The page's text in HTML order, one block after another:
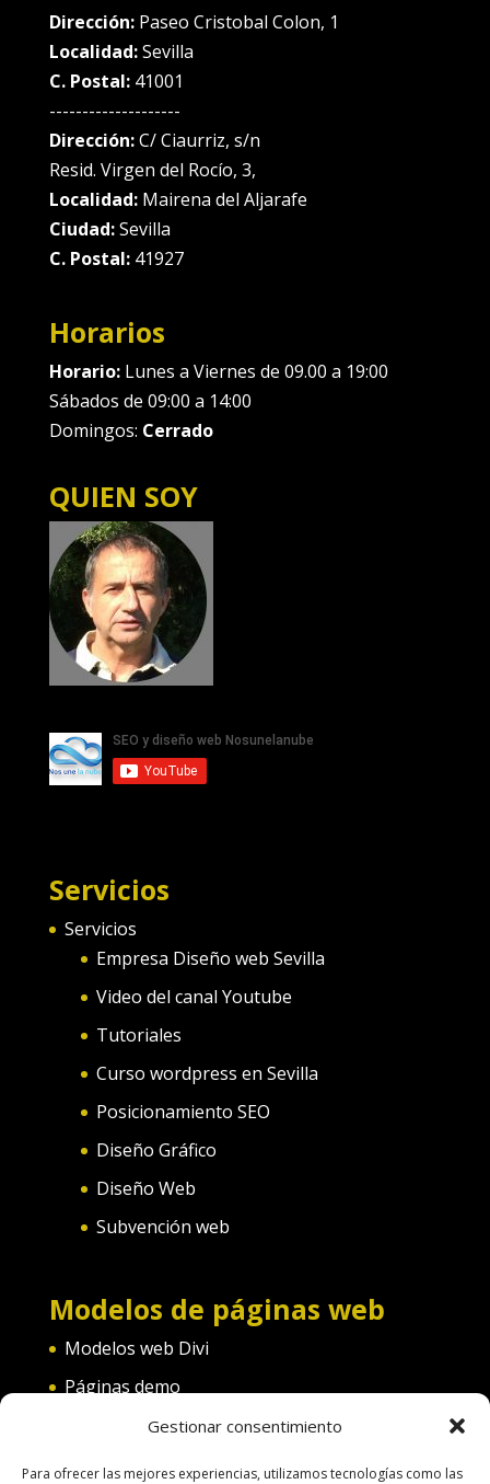
Gestionar consentimiento
Para ofrecer las mejores experiencias, utilizamos tecnologías como las
Dirección: Paseo Cristobal Colon, 1
Localidad:Sevilla
C. Postal:41001
--------------------
Dirección:C/ Ciaurriz, s/n
Resid. Virgen del Rocío, 3,
Localidad:Mairena del Aljarafe
Ciudad:Sevilla
C. Postal:41927
Horarios
Horario:Lunes a Viernes de 09.00 a 19:00
Sábados de 09:00 a 14:00
Domingos: Cerrado
QUIEN SOY
Servicios
Servicios
Empresa Diseño web Sevilla
Video del canal Youtube
Tutoriales
Curso wordpress en Sevilla
Posicionamiento SEO
Diseño Gráfico
Diseño Web
Subvención web
Modelos de páginas web
Modelos web Divi
Páginas demo
Web convento
Web diferentes categorías